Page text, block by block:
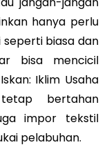
hanya perlu
biasa dan
bisa mencicil
Iklim Usaha
bertahan
impor tekstil
pelabuhan.